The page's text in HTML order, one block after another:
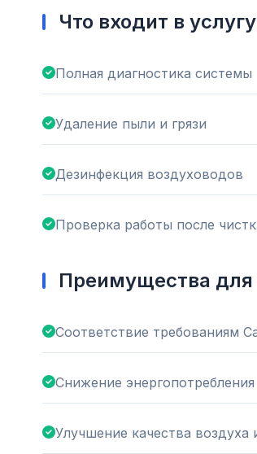
Что входит в
Полная диагностика системы
Удаление пыли и грязи
Дезинфекция воздуховодов
Проверка работы после
Преимущества для
Соответствие требованиям
Снижение
Улучшение качества воздуха